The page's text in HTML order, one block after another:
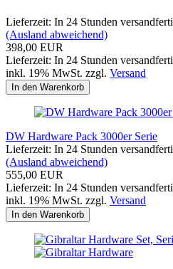
Lieferzeit: In 24 Stunden
(Ausland abweichend)
398,00 EUR
Lieferzeit: In 24 Stunden
inkl. 19% MwSt. zzgl. Versand
In den Warenkorb
DW Hardware Pack 3000er Serie
Lieferzeit: In 24 Stunden
(Ausland abweichend)
555,00 EUR
Lieferzeit: In 24 Stunden
inkl. 19% MwSt. zzgl. Versand
In den Warenkorb